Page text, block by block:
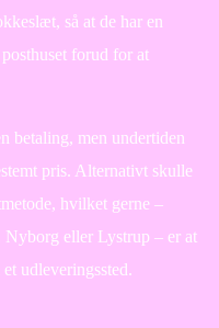
så at de har en
forud for at
betaling, men undertiden
pris. Alternativt skulle
hvilket gerne –
Nyborg eller Lystrup – er at
udleveringssted.